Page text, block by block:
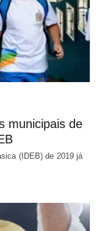
municipais de
(IDEB) de 2019 já